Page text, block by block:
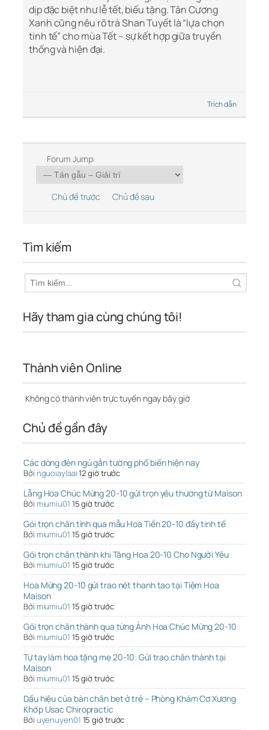
dịp đặc biệt như lễ tết, biếu tặng. Tân Cương
Xanh cũng nêu rõ trà Shan Tuyết là “lựa chọn
tinh tế” cho mùa Tết – sự kết hợp giữa truyền
thống và hiện đại.
Trích dẫn
Forum Jump:
Chủ đề trước Chủ đề sau
Tìm kiếm
Hãy tham gia cùng chúng tôi!
Thành viên Online
Không có thành viên trực tuyến ngay bây giờ
Chủ đề gần đây
Các dòng đèn ngủ gắn tường phổ biến hiện nay
Bởi nguoiaylaai12 giờ trước
Lẵng Hoa Chúc Mừng 20-10 gửi trọn yêu thương từ Maison
Bởi miumiu01 15 giờ trước
Gói trọn chân tình qua mẫu Hoa Tiền 20-10 đầy tinh tế
Bởi miumiu01 15 giờ trước
Gói trọn chân thành khi Tặng Hoa 20-10 Cho Người Yêu
Bởi miumiu01 15 giờ trước
Hoa Mừng 20-10 gửi trao nét thanh tao tại Tiệm Hoa
Maison
Bởi miumiu01 15 giờ trước
Gói trọn chân thành qua từng Ảnh Hoa Chúc Mừng 20-10
Bởi miumiu01 15 giờ trước
Tự tay làm hoa tặng mẹ 20-10: Gửi trao chân thành tại
Maison
Bởi miumiu01 15 giờ trước
Dấu hiệu của bàn chân bẹt ở trẻ – Phòng Khám Cơ Xương
Khớp Usac Chiropractic
Bởi uyenuyen01 15 giờ trước